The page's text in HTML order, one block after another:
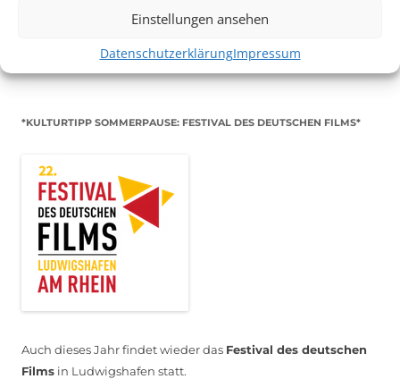
Einstellungen ansehen
DatenschutzerklärungImpressum
Das Kulturparkett freut sich stets überehrenamtliche
melden Sie sich unterinfo@kulturparkett-rhein-neckar.de
*KULTURTIPP SOMMERPAUSE: FESTIVAL DES DEUTSCHEN FILMS*
Auch dieses Jahr findet wieder das Festival des deutschen
Films in Ludwigshafen statt.